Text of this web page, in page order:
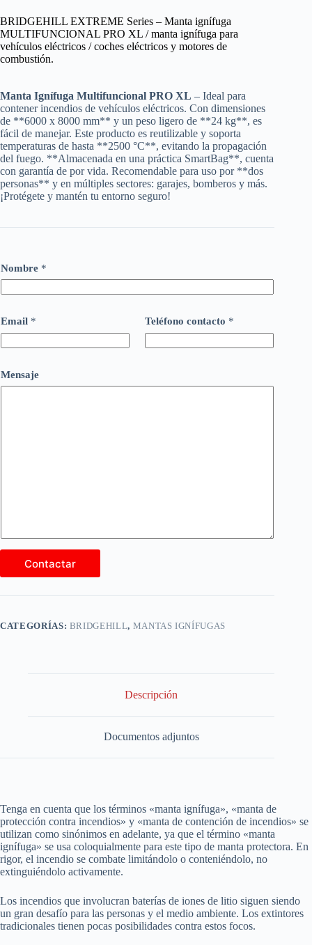
BRIDGEHILL EXTREME Series – Manta ignífuga
MULTIFUNCIONAL PRO XL / manta ignífuga para
vehículos eléctricos / coches eléctricos y motores de
combustión.
Manta Ignífuga Multifuncional PRO XL – Ideal para
contener incendios de vehículos eléctricos. Con dimensiones
de **6000 x 8000 mm** y un peso ligero de **24 kg**, es
fácil de manejar. Este producto es reutilizable y soporta
temperaturas de hasta **2500 °C**, evitando la propagación
del fuego. **Almacenada en una práctica SmartBag**, cuenta
con garantía de por vida. Recomendable para uso por **dos
personas** y en múltiples sectores: garajes, bomberos y más.
¡Protégete y mantén tu entorno seguro!
Nombre *
Email * Teléfono contacto *
Mensaje
Contactar
CATEGORÍAS: BRIDGEHILL, MANTAS IGNÍFUGAS
Descripción
Documentos adjuntos
Tenga en cuenta que los términos «manta ignífuga», «manta de
protección contra incendios» y «manta de contención de incendios» se
utilizan como sinónimos en adelante, ya que el término «manta
ignífuga» se usa coloquialmente para este tipo de manta protectora. En
rigor, el incendio se combate limitándolo o conteniéndolo, no
extinguiéndolo activamente.
Los incendios que involucran baterías de iones de litio siguen siendo
un gran desafío para las personas y el medio ambiente. Los extintores
tradicionales tienen pocas posibilidades contra estos focos.